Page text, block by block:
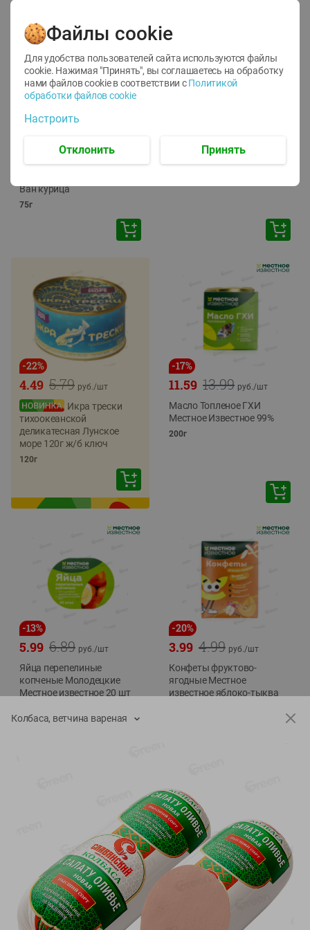
12
1.05 руб./
руб./шт
Корм влаж. для кош. с
Ван курица
75г
ТОФУ Vegetus ТВЕРДЫЙ
-22%
5.79
4.49 руб./шт
Икра трески
тихоокеанской
деликатесная Лунское
море 120г ж/б ключ
120г
-17%
13.99
11.59 руб./шт
Масло Топленое ГХИ
Местное Известное 99%
200г
-13%
6.89
5.99 руб./шт
Яйца перепелиные
копченые Молодецкие
Местное известное 20 шт
20шт в уп
-20%
4.99
3.99 руб./шт
Конфеты фруктово-
ягодные Местное
известное яблоко-тыква
Показать 15-28 из 78
Каталог товаров
Специально для вас
Колбаса, ветчина вареная
Файлы cookie
Для удобства пользователей сайта используются файлы
cookie. Нажимая "Принять", вы соглашаетесь на обработку
нами файлов cookie в соответствии с Политикой
обработки файлов cookie
Настроить
Отклонить Принять